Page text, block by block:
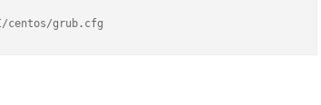
centos/grub.cfg